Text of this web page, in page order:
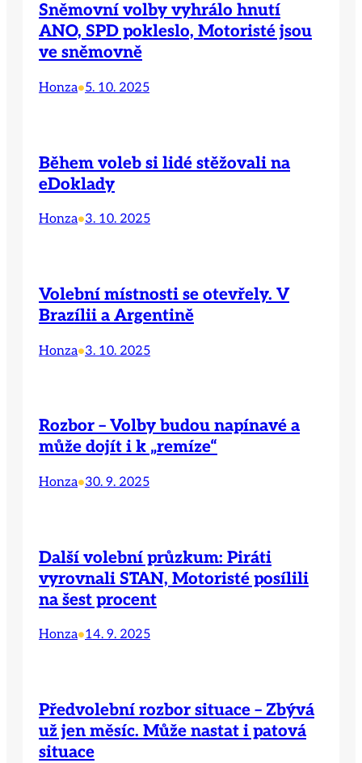
Sněmovní volby vyhrálo hnutí
ANO, SPD pokleslo, Motoristé jsou
ve sněmovně
Honza•5. 10. 2025
Během voleb si lidé stěžovali na
eDoklady
Honza•3. 10. 2025
Volební místnosti se otevřely. V
Brazílii a Argentině
Honza•3. 10. 2025
Rozbor – Volby budou napínavé a
může dojít i k „remíze“
Honza•30. 9. 2025
Další volební průzkum: Piráti
vyrovnali STAN, Motoristé posílili
na šest procent
Honza•14. 9. 2025
Předvolební rozbor situace – Zbývá
už jen měsíc. Může nastat i patová
situace